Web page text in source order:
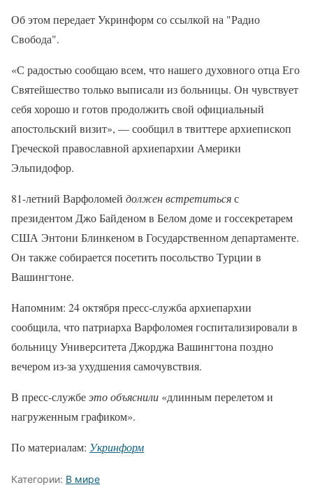
Об этом передает Укринформ со ссылкой на "Радио
Свобода".
«С радостью сообщаю всем, что нашего духовного отца Его
Святейшество только выписали из больницы. Он чувствует
себя хорошо и готов продолжить свой официальный
апостольский визит», — сообщил в твиттере архиепископ
Греческой православной архиепархии Америки
Эльпидофор.
81-летний Варфоломей должен встретитьсяс
президентом Джо Байденом в Белом доме и госсекретарем
США Энтони Блинкеном в Государственном департаменте.
Он также собирается посетить посольство Турции в
Вашингтоне.
Напомним: 24 октября пресс-служба архиепархии
сообщила, что патриарха Варфоломея госпитализировали в
больницу Университета Джорджа Вашингтона поздно
вечером из-за ухудшения самочувствия.
В пресс-службеэто объяснили «длинным перелетом и
нагруженным графиком».
По материалам: Укринформ
Категории: В мире